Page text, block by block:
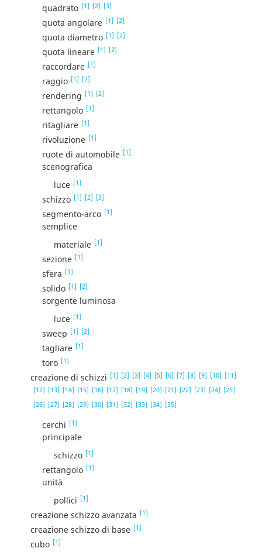
quadrato [1] [2] [3]
quota angolare [1] [2]
quota diametro [1] [2]
quota lineare [1] [2]
raccordare [1]
raggio [1] [2]
rendering [1] [2]
rettangolo [1]
ritagliare [1]
rivoluzione [1]
ruote di automobile [1]
scenografica
luce [1]
schizzo [1] [2] [3]
segmento-arco [1]
semplice
materiale [1]
sezione [1]
sfera [1]
solido [1] [2]
sorgente luminosa
luce [1]
sweep [1] [2]
tagliare [1]
toro [1]
creazione di schizzi [1] [2] [3] [4] [5] [6] [7] [8] [9] [10] [11]
[12] [13] [14] [15] [16] [17] [18] [19] [20] [21] [22] [23] [24] [25]
[26] [27] [28] [29] [30] [31] [32] [33] [34] [35]
cerchi [1]
principale
schizzo [1]
rettangolo [1]
unità
pollici [1]
creazione schizzo avanzata [1]
creazione schizzo di base [1]
cubo [1]